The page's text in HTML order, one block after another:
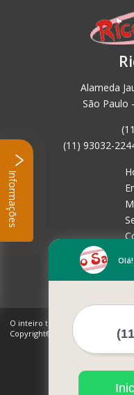
Alameda
São Paulo
(11) 93032-
O inteiro teor deste site está
Copyright© Rico Sabor (Lei 9610
Informações